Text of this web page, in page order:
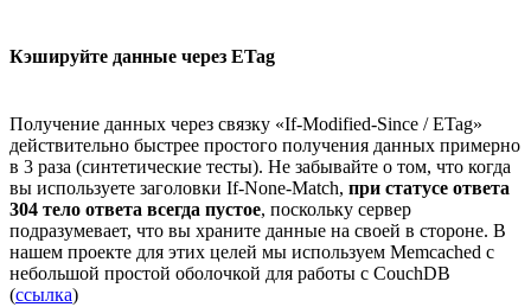
Кэшируйте данные через ETag
Получение данных через связку «If-Modified-Since / ETag»
действительно быстрее простого получения данных примерно
в 3 раза (синтетические тесты). Не забывайте о том, что когда
вы используете заголовки If-None-Match, при статусе ответа
304 тело ответа всегда пустое, поскольку сервер
подразумевает, что вы храните данные на своей в стороне. В
нашем проекте для этих целей мы используем Memcached с
небольшой простой оболочкой для работы с CouchDB
(ссылка)